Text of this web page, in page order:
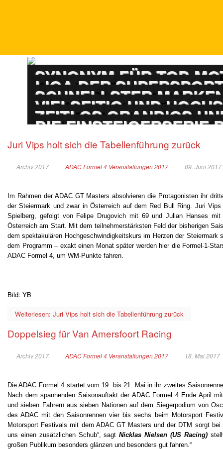
DTM
SYNONYM FÜR TOP-
ADAC GT MASTERS
LIGA DER
PORSCHE
SCHNELLSTER
ADAC GT4
VIELSEITIG UND
TOURENWAGEN
ZEITLOS GRANDIOS
TOURENWAGEN
DIE EINSTEIGERSERIE
Juri Vips holt sich die Tabellenführung zurück
Archiv 2017 ADAC Formel 4 Veranstaltungen 2017 09. Juni 2017
Im Rahmen der ADAC GT Masters absolvieren die Protagonisten ihr
der Steiermark und zwar in Österreich auf dem Red Bull Ring. Juri
Spielberg, gefolgt von Felipe Drugovich mit 69 und Julian Hanses
Österreich am Start. Mit dem teilnehmerstärksten Feld der bisherigen
dem spektakulären Hochgeschwindigkeitskurs im Herzen der Steiermark
dem Programm – exakt einen Monat später werden hier die Formel-1-
ADAC Formel 4, um WM-Punkte fahren.
Bild: YB
Weiterlesen: Juri Vips holt sich die Tabellenführung zurück
Doppelsieg für Van Amersfoort Racing
Archiv 2017 ADAC Formel 4 Veranstaltungen 2017 18. Mai 2017
Die ADAC Formel 4 startet vom 19. bis 21. Mai in ihr zweites
Nach dem spannenden Saisonauftakt der ADAC Formel 4 Ende April
und sieben Fahrern aus sieben Nationen auf dem Siegerpodium von
des ADAC mit den Saisonrennen vier bis sechs beim Motorsport
Motorsport Festivals mit dem ADAC GT Masters und der DTM sorgt bei
uns einen zusätzlichen Schub“, sagtNicklas Nielsen (US Racing)
großen Publikum besonders glänzen und besonders gut fahren.“